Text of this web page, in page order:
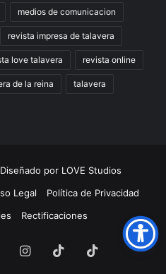
medios de comunicacion
revista impresa de talavera
love talavera revista online
de la reina talavera
Diseñado por LOVE Studios
Legal
Política de Privacidad
Rectificaciones
Instagram
TikTok